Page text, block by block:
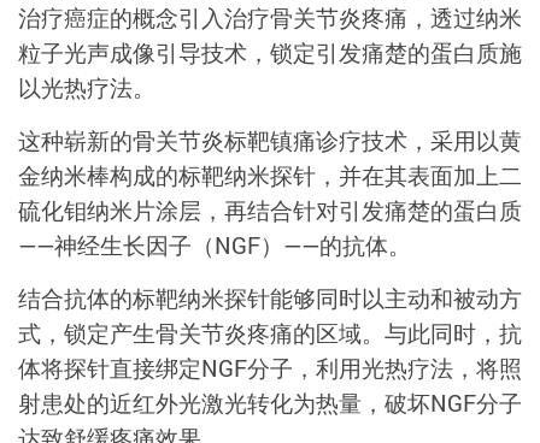
治疗癌症的概念引入治疗骨关节炎疼痛，透过纳米
粒子光声成像引导技术，锁定引发痛楚的蛋白质施
以光热疗法。
这种崭新的骨关节炎标靶镇痛诊疗技术，采用以黄
金纳米棒构成的标靶纳米探针，并在其表面加上二
硫化钼纳米片涂层，再结合针对引发痛楚的蛋白质
——神经生长因子（NGF）——的抗体。
结合抗体的标靶纳米探针能够同时以主动和被动方
式，锁定产生骨关节炎疼痛的区域。与此同时，抗
体将探针直接绑定NGF分子，利用光热疗法，将照
射患处的近红外光激光转化为热量，破坏NGF分子